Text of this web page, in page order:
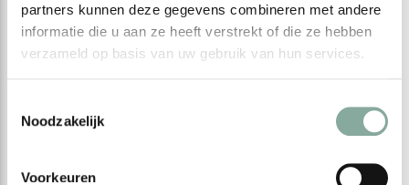
partners kunnen deze gegevens combineren met andere
informatie die u aan ze heeft verstrekt of die ze hebben
verzameld op basis van uw gebruik van hun services.
Noodzakelijk
Voorkeuren